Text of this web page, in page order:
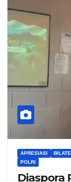
APRESIASI
POLRI
Diaspora